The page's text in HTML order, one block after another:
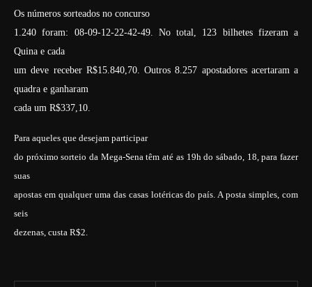
Os números sorteados no concurso
1.240 foram: 08-09-12-22-42-49. No total, 123 bilhetes fizeram a
Quina e cada
um deve receber R$15.840,70. Outros 8.257 apostadores acertaram a
quadra e ganharam
cada um R$337,10.
Para aqueles que desejam participar
do próximo sorteio da Mega-Sena têm até as 19h do sábado, 18, para fazer
suas
apostas em qualquer uma das casas lotéricas do país. A posta simples, com
seis
dezenas, custa R$2.